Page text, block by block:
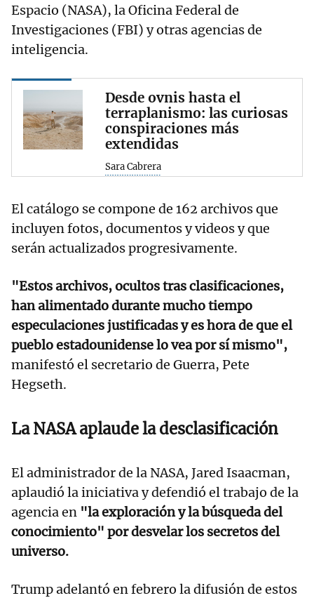
Espacio (NASA), la Oficina Federal de
Investigaciones (FBI) y otras agencias de
inteligencia.
Desde ovnis hasta el
terraplanismo: las curiosas
conspiraciones más
extendidas
Sara Cabrera
El catálogo se compone de 162 archivos que
incluyen fotos, documentos y videos y que
serán actualizados progresivamente.
"Estos archivos, ocultos tras clasificaciones,
han alimentado durante mucho tiempo
especulaciones justificadas y es hora de que el
pueblo estadounidense lo vea por sí mismo",
manifestó el secretario de Guerra, Pete
Hegseth.
La NASA aplaude la desclasificación
El administrador de la NASA, Jared Isaacman,
aplaudió la iniciativa y defendió el trabajo de la
agencia en "la exploración y la búsqueda del
conocimiento" por desvelar los secretos del
universo.
Trump adelantó en febrero la difusión de estos